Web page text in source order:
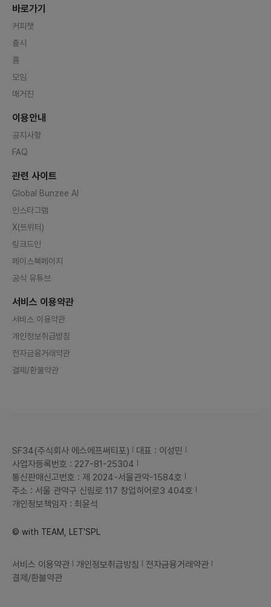
바로가기
커피챗
출시
홈
모임
매거진
이용안내
공지사항
FAQ
관련 사이트
Global Bunzee AI
인스타그램
X(트위터)
링크드인
페이스북페이지
공식 유튜브
서비스 이용약관
서비스 이용약관
개인정보취급방침
전자금융거래약관
결제/환불약관
SF34(주식회사 에스에프써티포)
대표 : 이성민
사업자등록번호 : 227-81-25304
통신판매신고번호 : 제 2024-서울관악-1584호
주소 : 서울 관악구 신림로 117 창업히어로3 404호
개인정보책임자 : 최윤석
© with TEAM, LET'SPL
서비스 이용약관 개인정보취급방침
전자금융거래약관
결제/환불약관